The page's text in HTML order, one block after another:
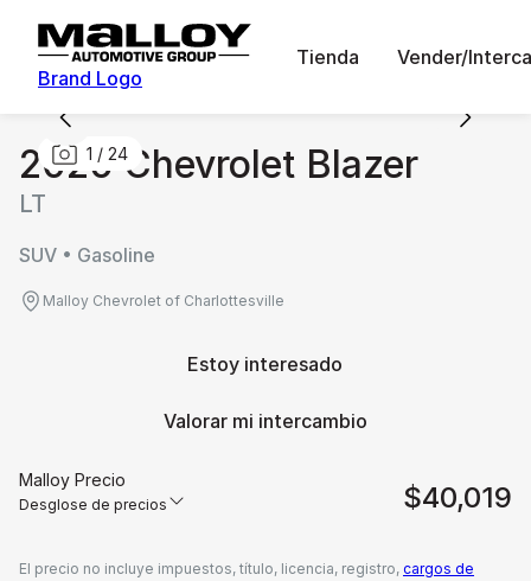
Brand Logo
Tienda Vender/
1 / 24
2026 Chevrolet Blazer
LT
SUV • Gasoline
Malloy Chevrolet of Charlottesville
Estoy interesado
Valorar mi intercambio
Malloy Precio
Desglose de precios $40,019
El precio no incluye impuestos, título, licencia, registro, cargos de